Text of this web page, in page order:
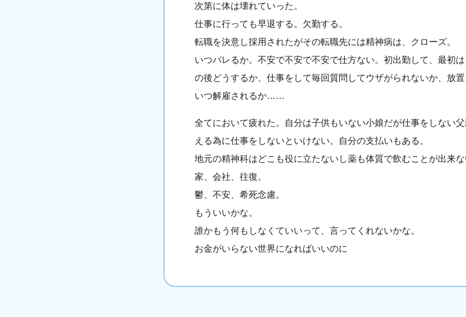
次第に体は壊れていった。
仕事に行っても早退する。欠勤する。
転職を決意し採用されたがその転職先には精神病は、クローズ。
いつバレるか。不安で不安で不安で仕方ない。初出勤して、最初
の後どうするか、仕事をして毎回質問してウザがられないか、放
いつ解雇されるか……
全てにおいて疲れた。自分は子供もいない小娘だが仕事をしない
える為に仕事をしないといけない。自分の支払いもある。
地元の精神科はどこも役に立たないし薬も体質で飲むことが出来な
家、会社、往復。
鬱、不安、希死念慮。
もういいかな。
誰かもう何もしなくていいって、言ってくれないかな。
お金がいらない世界になればいいのに